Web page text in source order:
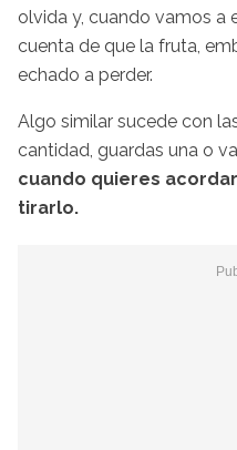
olvida y, cuando vamos a
cuenta de que la fruta,
echado a perder.
Algo similar sucede con
cantidad, guardas una o
cuando quieres
tirarlo.